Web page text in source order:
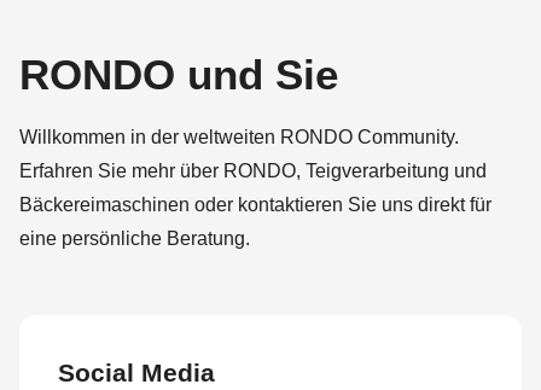
parameter
($string)
of
type
string
Drupal\rondo_contact\ContactService-
RONDO und Sie
Willkommen in der weltweiten RONDO Community.
Erfahren Sie mehr über RONDO, Teigverarbeitung und
Bäckereimaschinen oder kontaktieren Sie uns direkt für
eine persönliche Beratung.
Social Media